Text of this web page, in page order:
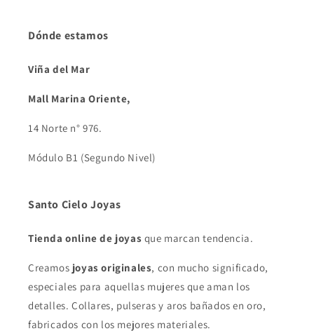
Dónde estamos
Viña del Mar
Mall Marina Oriente,
14 Norte n° 976.
Módulo B1 (Segundo Nivel)
Santo Cielo Joyas
Tienda online de joyas que marcan tendencia.
Creamos joyas originales, con mucho significado,
especiales para aquellas mujeres que aman los
detalles. Collares, pulseras y aros bañados en oro,
fabricados con los mejores materiales.